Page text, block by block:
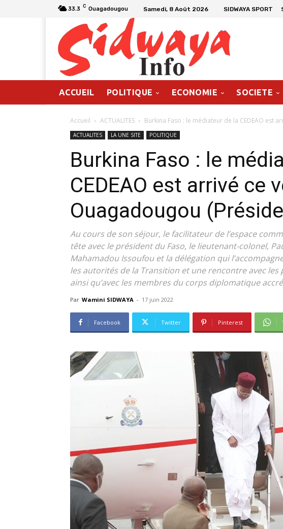
33.3 C Ouagadougou Samedi, 8 Août 2026 SIDWAYA SPORT
ACCUEIL POLITIQUE ECONOMIE SOCIETE
Accueil ACTUALITES Burkina Faso : le médiateur de la CEDEAO est
ACTUALITES LA UNE SITE POLITIQUE
Burkina Faso : le
CEDEAO est arrivé ce
Ouagadougou
Au cours de son séjour, le facilitateur de l’espace
tête avec le président du Faso, le lieutenant-colonel,
Mahamadou Issoufou et la délégation qui
les autorités de la Transition et une rencontre avec
ainsi qu’avec les membres du corps diplomatique
Par Wamini SIDWAYA - 17 juin 2022
Facebook Twitter Pinterest